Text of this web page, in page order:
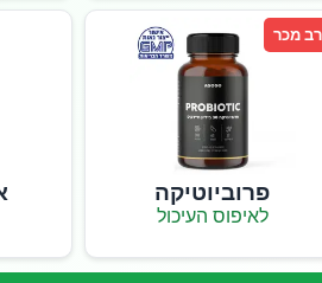
רב מכר
פרוביוטיקה
לאיפוס העיכול